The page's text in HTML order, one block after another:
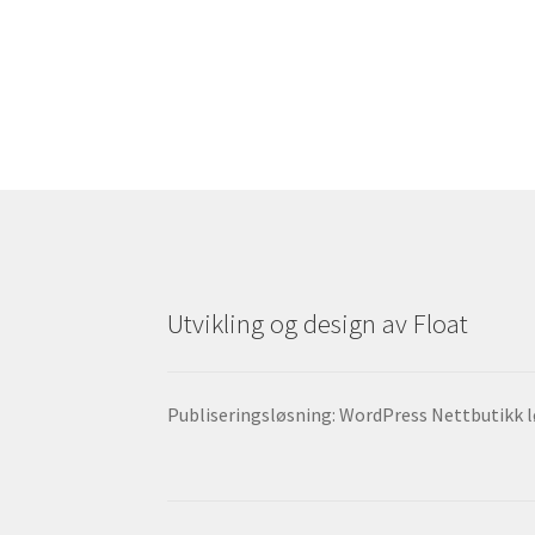
Utvikling og design av Float
Publiseringsløsning: WordPress Nettbutikk